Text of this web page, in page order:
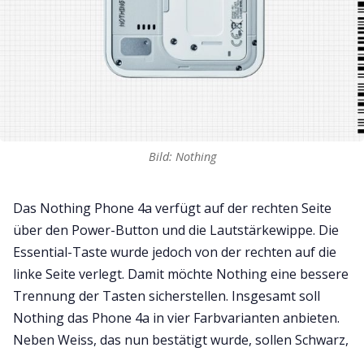
Bild: Nothing
Das Nothing Phone 4a verfügt auf der rechten Seite
über den Power-Button und die Lautstärkewippe. Die
Essential-Taste wurde jedoch von der rechten auf die
linke Seite verlegt. Damit möchte Nothing eine bessere
Trennung der Tasten sicherstellen. Insgesamt soll
Nothing das Phone 4a in vier Farbvarianten anbieten.
Neben Weiss, das nun bestätigt wurde, sollen Schwarz,